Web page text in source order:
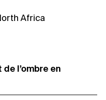
Africa
l’ombre en